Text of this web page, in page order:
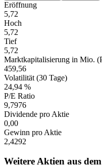
Eröffnung
5,72
Hoch
5,72
Tief
5,72
Marktkapitalisierung in Mio.
459,56
Volatilität (30 Tage)
24,94 %
P/E Ratio
9,7976
Dividende pro Aktie
0,00
Gewinn pro Aktie
2,4292
Weitere Aktien aus